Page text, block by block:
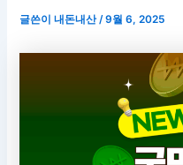
글쓴이내돈내산/9월 6, 2025